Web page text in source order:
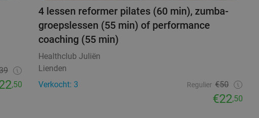
,50
4 lessen reformer pilates (60 min), zumba-
groepslessen (55 min) of performance
coaching (55 min)
Healthclub Juliën
Lienden
Verkocht: 3
Regulier €50
€22,50